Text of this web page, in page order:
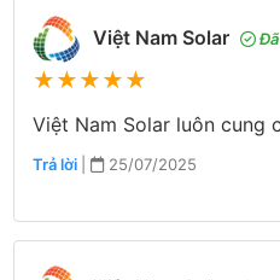
Việt Nam Solar
★★★★★
Việt Nam Solar luôn cung
Trả lời | 25/07/2025